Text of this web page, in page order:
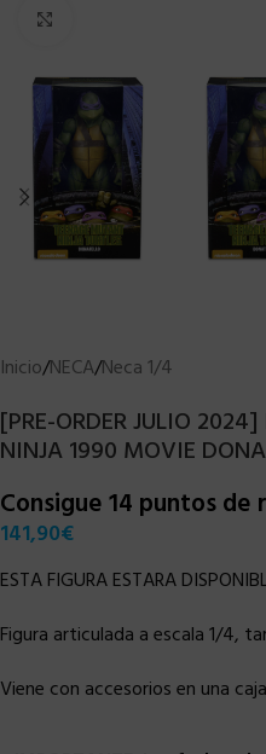
Inicio/NECA/Neca 1/4
[PRE-ORDER JULIO
NINJA 1990 MOVIE
Consigue 14 puntos de
141,90€
ESTA FIGURA ESTARA
Figura articulada a escala 1/4,
Viene con accesorios en una